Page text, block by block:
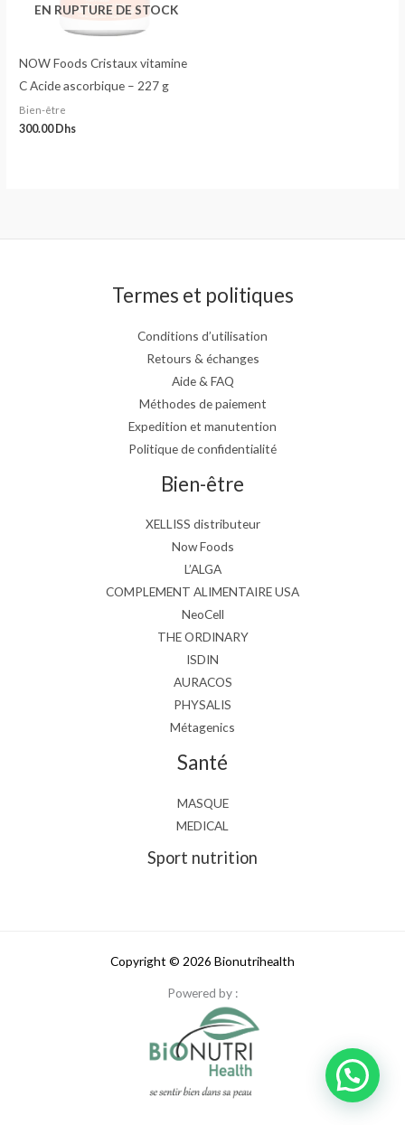
EN RUPTURE DE STOCK
NOW Foods Cristaux vitamine
C Acide ascorbique – 227 g
Bien-être
300.00 Dhs
Termes et politiques
Conditions d’utilisation
Retours & échanges
Aide & FAQ
Méthodes de paiement
Expedition et manutention
Politique de confidentialité
Bien-être
XELLISS distributeur
Now Foods
L’ALGA
COMPLEMENT ALIMENTAIRE USA
NeoCell
THE ORDINARY
ISDIN
AURACOS
PHYSALIS
Métagenics
Santé
MASQUE
MEDICAL
Sport nutrition
Copyright © 2026 Bionutrihealth
Powered by :